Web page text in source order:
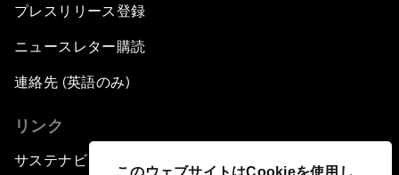
このウェブサイトはCookieを使用し
プレスリリース登録
ニュースレター購読
連絡先 (英語のみ)
リンク
サステナビリティへの取り組み